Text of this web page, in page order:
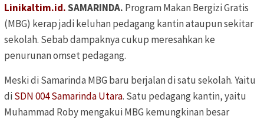
Linikaltim.id.SAMARINDA. Program Makan Bergizi Gratis
(MBG) kerap jadi keluhanpedagang kantin ataupun sekitar
sekolah. Sebabdampaknya cukup meresahkan ke
penurunan omset pedagang.
Meski di Samarinda MBG baru berjalan di satu sekolah. Yaitu
diSDN 004 Samarinda Utara. Satu pedagang kantin, yaitu
Muhammad Roby mengakui MBG kemungkinan besar